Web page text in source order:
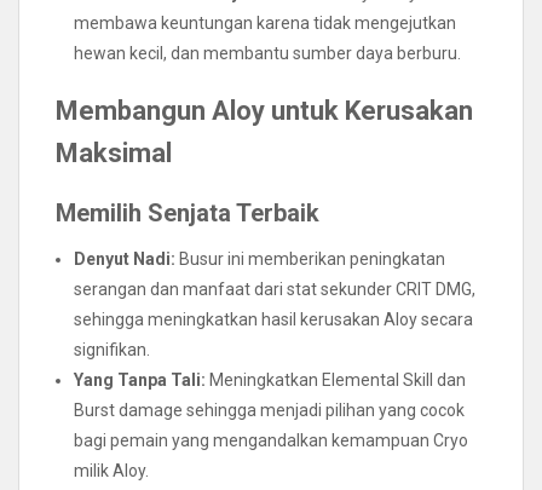
membawa keuntungan karena tidak mengejutkan
hewan kecil, dan membantu sumber daya berburu.
Membangun Aloy untuk Kerusakan
Maksimal
Memilih Senjata Terbaik
Denyut Nadi: Busur ini memberikan peningkatan
serangan dan manfaat dari stat sekunder CRIT DMG,
sehingga meningkatkan hasil kerusakan Aloy secara
signifikan.
Yang Tanpa Tali: Meningkatkan Elemental Skill dan
Burst damage sehingga menjadi pilihan yang cocok
bagi pemain yang mengandalkan kemampuan Cryo
milik Aloy.